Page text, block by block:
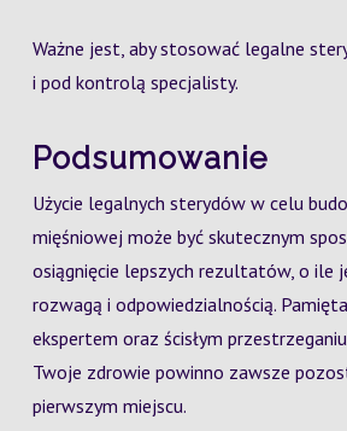
Ważne jest, aby stosować legalne
i pod kontrolą specjalisty.
Podsumowanie
Użycie legalnych sterydów w celu
mięśniowej może być skutecznym
osiągnięcie lepszych rezultatów, o ile
rozwagą i odpowiedzialnością.
ekspertem oraz ścisłym
Twoje zdrowie powinno zawsze
pierwszym miejscu.